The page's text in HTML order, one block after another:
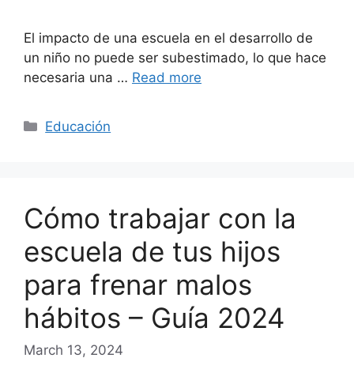
El impacto de una escuela en el desarrollo de
un niño no puede ser subestimado, lo que hace
necesaria una … Read more
Categories
Educación
Cómo trabajar con la
escuela de tus hijos
para frenar malos
hábitos – Guía 2024
March 13, 2024